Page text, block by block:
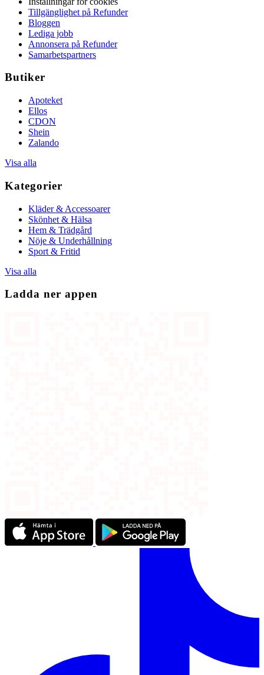
Tillgänglighet på Refunder
Bloggen
Lediga jobb
Annonsera på Refunder
Samarbetspartners
Butiker
Apoteket
Ellos
CDON
Shein
Zalando
Visa alla
Kategorier
Kläder & Accessoarer
Skönhet & Hälsa
Hem & Trädgård
Nöje & Underhållning
Sport & Fritid
Visa alla
Ladda ner appen